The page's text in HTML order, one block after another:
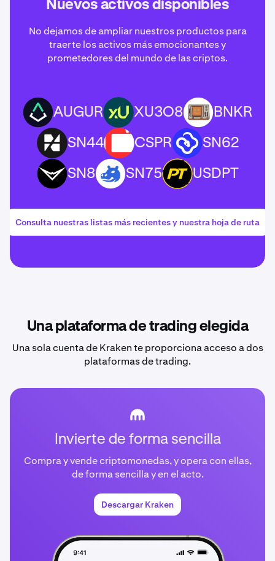
Nuevos activos disponibles
No dejamos de ampliar nuestros productos para
traerte los activos más emocionantes y
prometedores del mundo de las criptos.
AUGUR AUGUR XU3O8 XU3O8 BNKR BNKR
SN44 SN44 CSPR SN62 SN62
SN8 SN8 SN75 SN75 USDPT USDPT
Consulta nuestras listas más recientes y nuestra hoja de ruta
Una plataforma de trading elegida
Una sola cuenta de Kraken te proporciona acceso a dos
plataformas de trading.
Invierte de forma sencilla
Compra y vende criptomonedas, y opera con ellas,
de forma sencilla y en el acto.
Descargar Kraken